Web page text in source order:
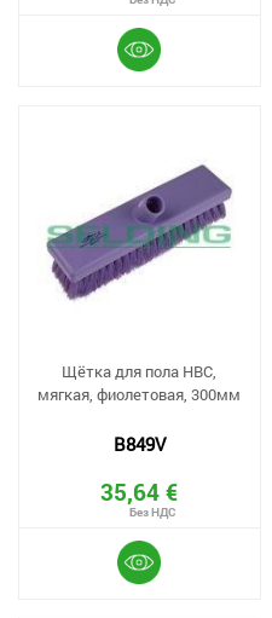
Щётка для пола HBC,
мягкая, фиолетовая, 300мм
B849V
35,64 €